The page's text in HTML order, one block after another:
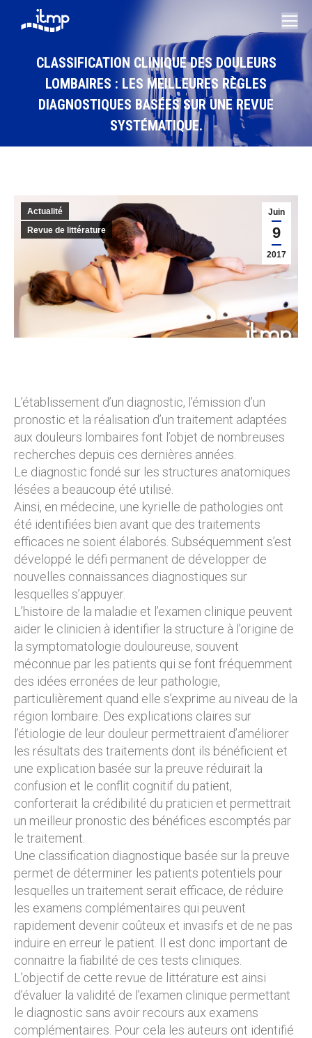
CLASSIFICATION CLINIQUE DES DOULEURS
LOMBAIRES : LES MEILLEURES RÈGLES
DIAGNOSTIQUES BASÉES SUR UNE REVUE
SYSTÉMATIQUE.
Vous êtes ici :
Juin
9
2017
Actualité
Revue de littérature
L’établissement d’un diagnostic, l’émission d’un
pronostic et la réalisation d’un traitement adaptées
aux douleurs lombaires font l’objet de nombreuses
recherches depuis ces dernières années.
Le diagnostic fondé sur les structures anatomiques
lésées a beaucoup été utilisé.
Ainsi, en médecine, une kyrielle de pathologies ont
été identifiées bien avant que des traitements
efficaces ne soient élaborés. Subséquemment s’est
développé le défi permanent de développer de
nouvelles connaissances diagnostiques sur
lesquelles s’appuyer.
L’histoire de la maladie et l’examen clinique peuvent
aider le clinicien à identifier la structure à l’origine de
la symptomatologie douloureuse, souvent
méconnue par les patients qui se font fréquemment
des idées erronées de leur pathologie,
particulièrement quand elle s’exprime au niveau de la
région lombaire. Des explications claires sur
l’étiologie de leur douleur permettraient d’améliorer
les résultats des traitements dont ils bénéficient et
une explication basée sur la preuve réduirait la
confusion et le conflit cognitif du patient,
conforterait la crédibilité du praticien et permettrait
un meilleur pronostic des bénéfices escomptés par
le traitement.
Une classification diagnostique basée sur la preuve
permet de déterminer les patients potentiels pour
lesquelles un traitement serait efficace, de réduire
les examens complémentaires qui peuvent
rapidement devenir coûteux et invasifs et de ne pas
induire en erreur le patient. Il est donc important de
connaitre la fiabilité de ces tests cliniques.
L’objectif de cette revue de littérature est ainsi
d’évaluer la validité de l’examen clinique permettant
le diagnostic sans avoir recours aux examens
complémentaires. Pour cela les auteurs ont identifié